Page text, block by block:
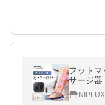
フットマ
サージ器
ィット
も 脚 父